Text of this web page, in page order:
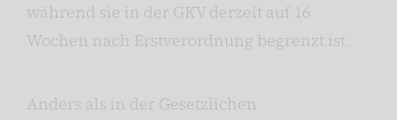
Anders als in der Gesetzlichen
während sie in der GKV derzeit auf 16
Wochen nach Erstverordnung begrenzt ist.